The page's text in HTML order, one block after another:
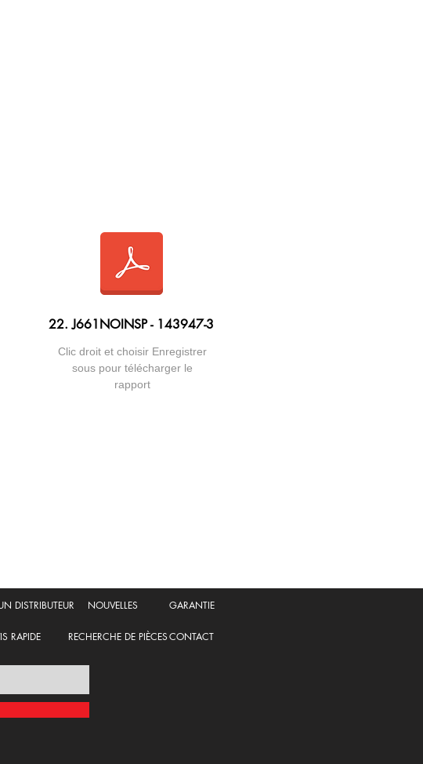
22. J661NOINSP - 143947-3
Clic droit et choisir Enregistrer
sous pour télécharger le
rapport
DISTRIBUTEUR NOUVELLES GARANTIE
RAPIDE RECHERCHE DE PIÈCESCONTACT